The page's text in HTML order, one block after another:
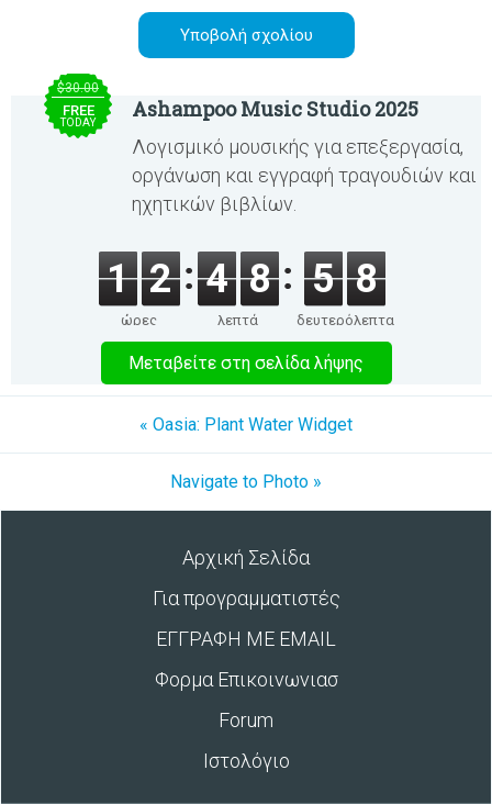
$30.00
FREE
TODAY
Ashampoo Music Studio 2025
Λογισμικό μουσικής για επεξεργασία,
οργάνωση και εγγραφή τραγουδιών και
ηχητικών βιβλίων.
1 2
ώρες
4 8
λεπτά
5 8
δευτερόλεπτα
Μεταβείτε στη σελίδα λήψης
« Oasia: Plant Water Widget
Navigate to Photo »
Αρχική Σελίδα
Για προγραμματιστές
ΕΓΓΡΑΦΗ ΜΕ EMAIL
Φορμα Επικοινωνιασ
Forum
Ιστολόγιο